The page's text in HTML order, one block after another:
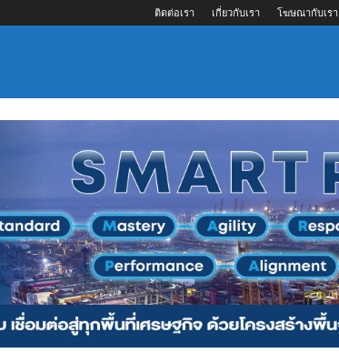
ติดต่อเรา เกี่ยวกับเรา โฆษณากับเรา